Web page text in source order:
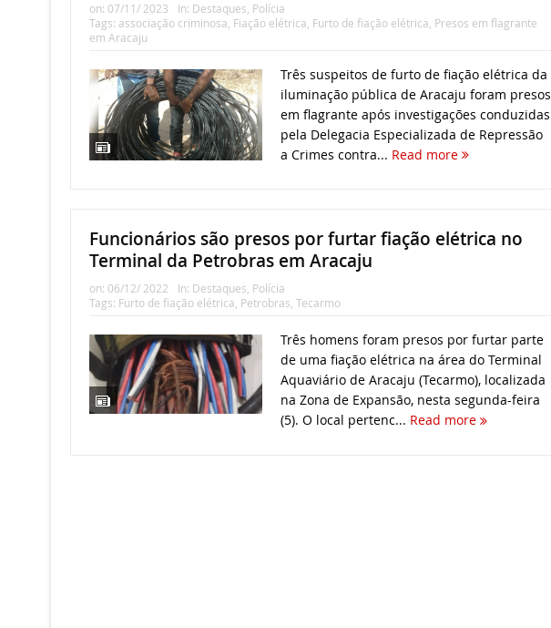
on: 07/11/ 2023 In: Destaques Polícia
Tags: associação criminosa Fiação elétrica Furto de fiação elétrica Presos em flagrante
em Aracaju
Três suspeitos de furto de fiação elétrica da
iluminação pública de Aracaju foram presos
em flagrante após investigações conduzidas
pela Delegacia Especializada de Repressão
a Crimes contra... Read more
Funcionários são presos por furtar fiação elétrica no
Terminal da Petrobras em Aracaju
on: 06/12/ 2022 In: Destaques, Polícia
Tags: Furto de fiação elétrica, Petrobras, Tecarmo
Três homens foram presos por furtar parte
de uma fiação elétrica na área do Terminal
Aquaviário de Aracaju (Tecarmo), localizada
na Zona de Expansão, nesta segunda-feira
(5). O local pertenc... Read more